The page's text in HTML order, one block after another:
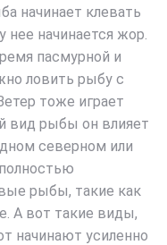
начинает клевать
нее начинается жор.
пасмурной и
ловить рыбу с
тоже играет
вид рыбы он влияет
северном или
рыбы, такие как
А вот такие виды,
начинают усиленно